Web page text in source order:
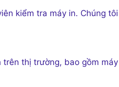
kiểm tra máy in. Chúng
thị trường, bao gồm